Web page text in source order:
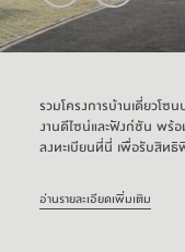
รวมโครงการบ้านเดี่ยวโซ
งานดีไซน์และฟังก์ชัน พร้
ลงทะเบียนที่นี่ เพื่อรับสิทธิ
อ่านรายละเอียดเพิ่มเติม